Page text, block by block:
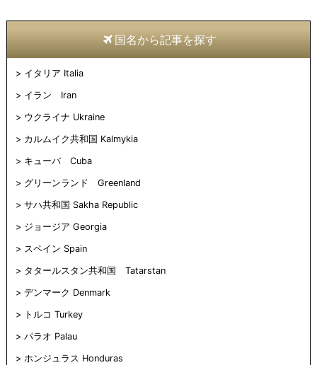
国名から記事を探す
イタリア Italia
イラン Iran
ウクライナ Ukraine
カルムイク共和国 Kalmykia
キューバ Cuba
グリーンランド Greenland
サハ共和国 Sakha Republic
ジョージア Georgia
スペイン Spain
タタールスタン共和国 Tatarstan
デンマーク Denmark
トルコ Turkey
パラオ Palau
ホンジュラス Honduras